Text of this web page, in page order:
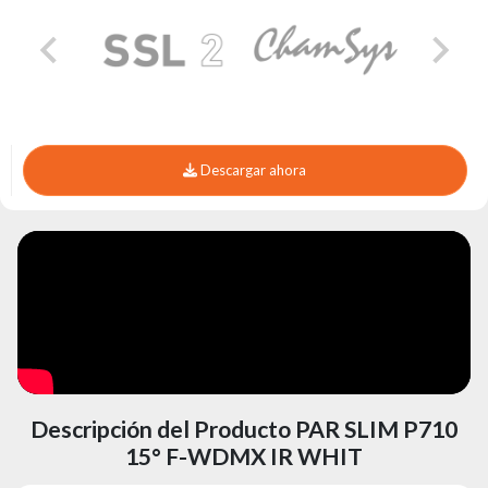
Descargar ahora
Descripción del Producto PAR SLIM P710
15° F-WDMX IR WHIT